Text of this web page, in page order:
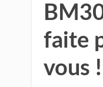
faite
vous !